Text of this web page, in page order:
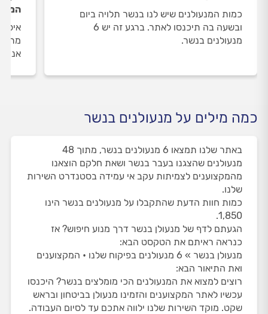
כמות המנעולנים שיש לנו בנשר תלויה ביום
ובשעה בה תיכנסו לאתר. ברגע זה יש 6
מנעולנים בנשר.
אנו
כמה מילים על מנעולנים בנשר
באתר שלנו תמצאו 6 מנעולנים בנשר, מתוך 48
מנעולנים שהצגנו בעבר בנשר ושאת חלקם הוצאנו
מהמקצוענים לצמיתות עקב אי עמידה בסטנדרט השירות
שלנו.
כמות חוות הדעת שהתקבלו על מנעולנים בנשר הינו
1,850.
הגעתם לדף של מנעולן בנשר דרך מנוע חיפוש? אז
כנראה ראיתם את הטקסט הבא:
מנעולן בנשר » 6 מנעולנים בפיקוח שלנו • המקצוענים
ואת התיאור הבא:
רוצים למצוא את המנעולנים הכי מומלצים בנשר? היכנסו
עכשיו לאתר המקצוענים והזמינו מנעולן בביטחון ובראש
שקט. מוקד השירות שלנו ילווה אתכם עד לסיום העבודה.